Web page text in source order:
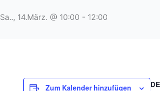
Sa.., 14.März. @ 10:00 - 12:00
Zum Kalender hinzufügen